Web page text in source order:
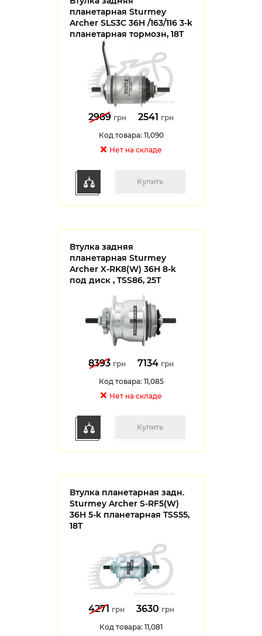
планетарная Sturmey
Archer SLS3C 36H /163/116 3-k
планетарная тормозн, 18T
2989 грн 2541 грн
Код товара: 11,090
Нет на cкладе
Купить
Втулка задняя
планетарная Sturmey
Archer X-RK8(W) 36H 8-k
под диск , TSS86, 25T
8393 грн 7134 грн
Код товара: 11,085
Нет на cкладе
Купить
Втулка планетарная задн.
Sturmey Archer S-RF5(W)
36H 5-k планетарная TSS55,
18T
4271 грн 3630 грн
Код товара: 11,081